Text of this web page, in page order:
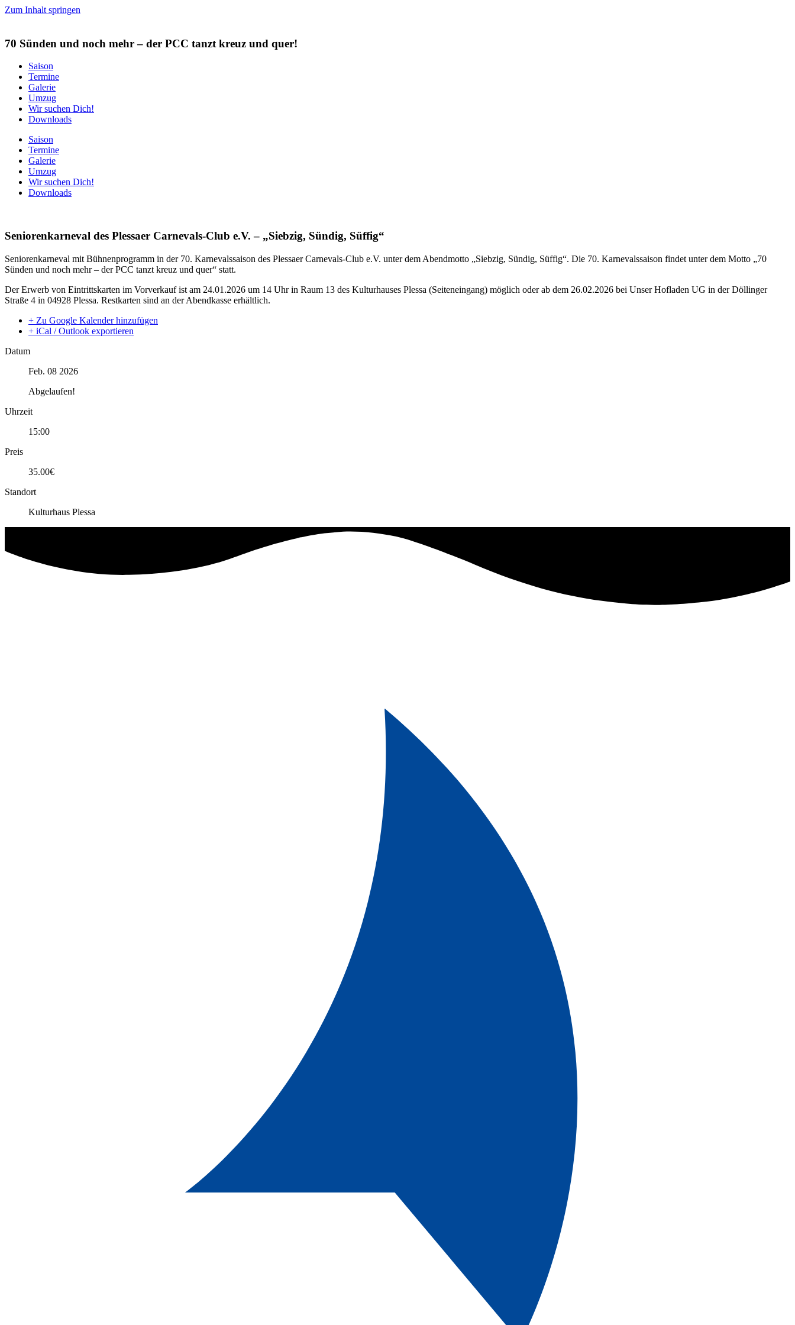
Zum Inhalt springen
70 Sünden und noch mehr – der PCC tanzt kreuz und quer!
Saison
Termine
Galerie
Umzug
Wir suchen Dich!
Downloads
Saison
Termine
Galerie
Umzug
Wir suchen Dich!
Downloads
Seniorenkarneval des Plessaer Carnevals-Club e.V. – „Siebzig, Sündig, Süffig“
Seniorenkarneval mit Bühnenprogramm in der 70. Karnevalssaison des Plessaer Carnevals-Club e.V. unter dem Abendmotto „Siebzig, Sündig, Süffig“. Die 70. Karnevalssaison findet unter dem Motto „70
Sünden und noch mehr – der PCC tanzt kreuz und quer“ statt.
Der Erwerb von Eintrittskarten im Vorverkauf ist am 24.01.2026 um 14 Uhr in Raum 13 des Kulturhauses Plessa (Seiteneingang) möglich oder ab dem 26.02.2026 bei Unser Hofladen UG in der Döllinger
Straße 4 in 04928 Plessa. Restkarten sind an der Abendkasse erhältlich.
+ Zu Google Kalender hinzufügen
+ iCal / Outlook exportieren
Datum
Feb. 08 2026
Abgelaufen!
Uhrzeit
15:00
Preis
35.00€
Standort
Kulturhaus Plessa